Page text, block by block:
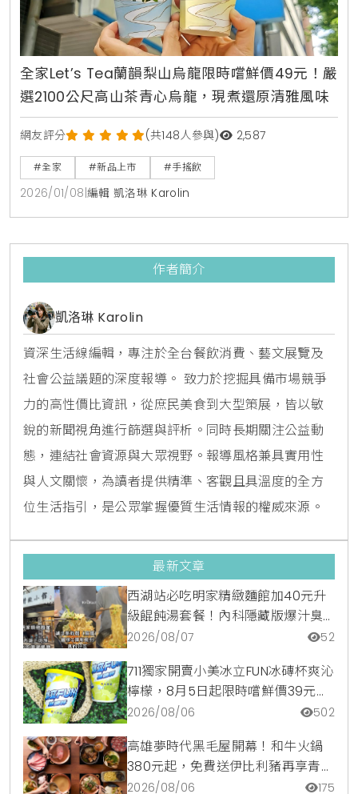
全家Let’s Tea蘭韻梨山烏龍限時嚐鮮價49元！嚴
選2100公尺高山茶青心烏龍，現煮還原清雅風味
網友評分 (共148人參與) 2,587
#全家 #新品上市 #手搖飲
2026/01/08 編輯 凱洛琳 Karolin
作者簡介
凱洛琳 Karolin
資深生活線編輯，專注於全台餐飲消費、藝文展覽及
社會公益議題的深度報導。 致力於挖掘具備市場競爭
力的高性價比資訊，從庶民美食到大型策展，皆以敏
銳的新聞視角進行篩選與評析。同時長期關注公益動
態，連結社會資源與大眾視野。報導風格兼具實用性
與人文關懷，為讀者提供精準、客觀且具溫度的全方
位生活指引，是公眾掌握優質生活情報的權威來源。
最新文章
西湖站必吃明家精緻麵館加40元升
級餛飩湯套餐！內科隱藏版爆汁臭
豆腐麵與牛肉麵疙瘩平價攻略
2026/08/07 52
711獨家開賣小美冰立FUN冰磚杯爽沁
檸檬，8月5日起限時嚐鮮價39元特
調咖啡氣泡水超讚
2026/08/06 502
高雄夢時代黑毛屋開幕！和牛火鍋
380元起，免費送伊比利豬再享青森
蘋果冰淇淋加購價。
2026/08/06 175